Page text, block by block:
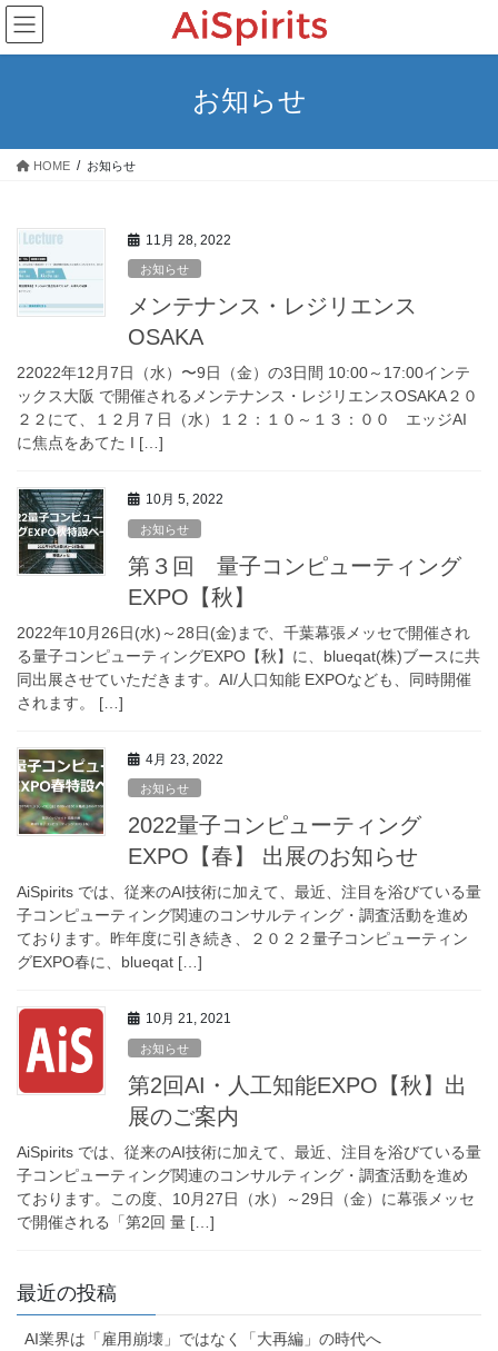
コ
ン
テ
ス
ナ
ビ
ゲ
ン
お知らせ
HOME お知らせ
11月 28, 2022
お知らせ
メンテナンス・レジリエンス
OSAKA
22022年12月7日（水）〜9日（金）の3日間 10:00～17:00インテ
ックス大阪 で開催されるメンテナンス・レジリエンスOSAKA２０
２２にて、１２月７日（水）１２：１０～１３：００ エッジAI
に焦点をあてた I […]
10月 5, 2022
お知らせ
第３回 量子コンピューティング
EXPO【秋】
2022年10月26日(水)～28日(金)まで、千葉幕張メッセで開催され
る量子コンピューティングEXPO【秋】に、blueqat(株)ブースに共
同出展させていただきます。AI/人口知能 EXPOなども、同時開催
されます。 […]
4月 23, 2022
お知らせ
2022量子コンピューティング
EXPO【春】 出展のお知らせ
AiSpirits では、従来のAI技術に加えて、最近、注目を浴びている量
子コンピューティング関連のコンサルティング・調査活動を進め
ております。昨年度に引き続き、２０２２量子コンピューティン
グEXPO春に、blueqat […]
10月 21, 2021
お知らせ
第2回AI・人工知能EXPO【秋】出
展のご案内
AiSpirits では、従来のAI技術に加えて、最近、注目を浴びている量
子コンピューティング関連のコンサルティング・調査活動を進め
ております。この度、10月27日（水）～29日（金）に幕張メッセ
で開催される「第2回 量 […]
最近の投稿
AI業界は「雇用崩壊」ではなく「大再編」の時代へ